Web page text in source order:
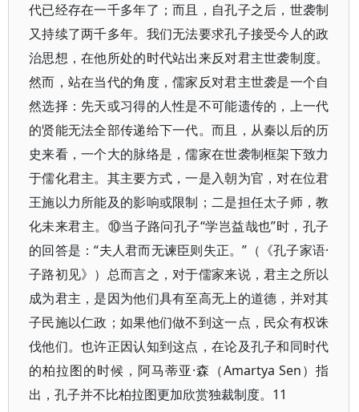
代已经存在一千多年了；而且，自孔子之后，世袭制
又持续了两千多年。我们无法要求孔子接受今人的政
治思想，在他所处的时代站出来反对君主世袭制度。
然而，站在当代的角度，儒家反对君主世袭是一个自
然选择：先天或习得的人性是不可能遗传的，上一代
的贤能无法全部传递给下一代。而且，从秦以后的历
史来看，一个大的脉络是，儒家在世袭制框架下致力
于儒化君主。其主要方式，一是入朝为官，对在位君
王施以力所能及的影响或限制；二是担任太子师，教
化未来君主。⑩当子路问孔子“学岂益哉也”时，孔子
的回答是：“夫人君而无谏臣则失正。”（《孔子家语·
子路初见》）总而言之，对于儒家来说，君主之所以
成为君主，是因为他们具有至高无上的道德，并对其
子民施以仁政；如果他们做不到这一点，民众有权诛
伐他们。也许正因认知到这点，在论及孔子和同时代
的柏拉图的时候，阿马蒂亚·森（Amartya Sen）指
出，孔子并不比柏拉图更加欣赏独裁制度。11